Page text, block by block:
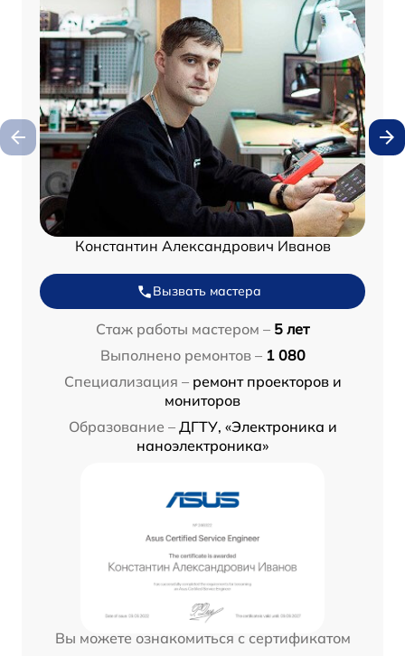
Константин Александрович Иванов
Вызвать мастера
Стаж работы мастером – 5 лет
Выполнено ремонтов – 1 080
Специализация – ремонт проекторов и
мониторов
Образование – ДГТУ, «Электроника и
наноэлектроника»
Вы можете ознакомиться с сертификатом